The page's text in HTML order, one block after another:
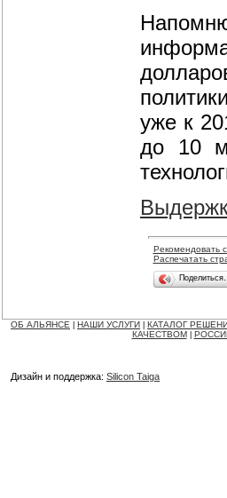
уже к
до 10
Рекомендовать
Распечатать
Поделиться…
ОБ АЛЬЯНСЕ НАШИ УСЛУГИ КАТАЛОГ
КАЧЕСТВОМ
Дизайн и поддержка: Silicon Taiga